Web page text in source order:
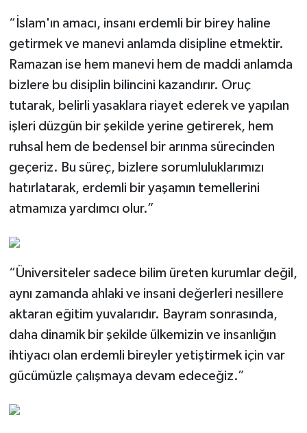
“İslam'ın amacı, insanı erdemli bir birey haline
getirmek ve manevi anlamda disipline etmektir.
Ramazan ise hem manevi hem de maddi anlamda
bizlere bu disiplin bilincini kazandırır. Oruç
tutarak, belirli yasaklara riayet ederek ve yapılan
işleri düzgün bir şekilde yerine getirerek, hem
ruhsal hem de bedensel bir arınma sürecinden
geçeriz. Bu süreç, bizlere sorumluluklarımızı
hatırlatarak, erdemli bir yaşamın temellerini
atmamıza yardımcı olur.”
“Üniversiteler sadece bilim üreten kurumlar değil,
aynı zamanda ahlaki ve insani değerleri nesillere
aktaran eğitim yuvalarıdır. Bayram sonrasında,
daha dinamik bir şekilde ülkemizin ve insanlığın
ihtiyacı olan erdemli bireyler yetiştirmek için var
gücümüzle çalışmaya devam edeceğiz.”